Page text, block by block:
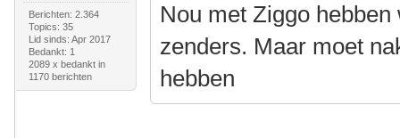
Berichten: 2.364
Topics: 35
Lid sinds: Apr 2017
Bedankt: 1
2089 x bedankt in
1170 berichten
Nou met Ziggo
zenders. Maar moet
hebben